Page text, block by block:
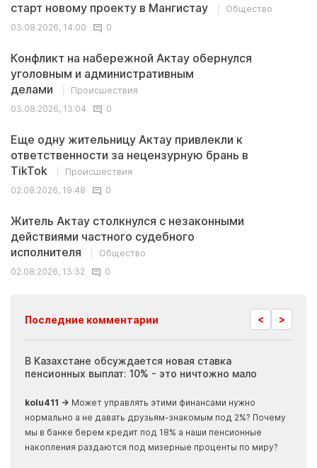
старт новому проекту в Мангистау
Общество
03.08.2026, 14:00
0
Конфликт на набережной Актау обернулся
уголовным и административным
делами
Происшествия
03.08.2026, 13:04
0
Еще одну жительницу Актау привлекли к
ответственности за нецензурную брань в
TikTok
Происшествия
02.08.2026, 19:48
0
Житель Актау столкнулся с незаконными
действиями частного судебного
исполнителя
Общество
02.08.2026, 13:32
0
Последние комментарии < >
В Казахстане обсуждается новая ставка
пенсионных выплат: 10% - это ничтожно мало
kolu411 → Может управлять этими финансами нужно
нормально а не давать друзьям-знакомым под 2%? Почему
мы в банке берем кредит под 18% а наши пенсионные
накопления раздаются под мизерные проценты по миру?